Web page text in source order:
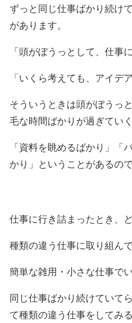
ずっと同じ仕事ばかり続け
があります。
「頭がぼうっとして、仕事
「いくら考えても、アイデ
そういうときは頭がぼうっ
毛な時間ばかりが過ぎてい
「資料を眺めるばかり」「
かり」ということがあるの
仕事に行き詰まったとき、
種類の違う仕事に取り組ん
簡単な雑用・小さな仕事で
同じ仕事ばかり続けていて
て種類の違う仕事をしてみ